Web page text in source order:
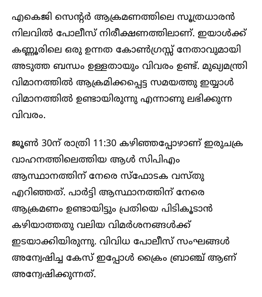
എകെജി സെന്‍റര്‍ ആക്രമണത്തിലെ സൂത്രധാരന്‍
നിലവിൽ പോലീസ് നിരീക്ഷണത്തിലാണ്. ഇയാൾക്ക്
കണ്ണൂരിലെ ഒരു ഉന്നത കോൺഗ്രസ്സ് നേതാവുമായി
അടുത്ത ബന്ധം ഉള്ളതായും വിവരം ഉണ്ട്. മുഖ്യമന്ത്രി
വിമാനത്തിൽ ആക്രമിക്കപ്പെട്ട സമയത്തു ഇയ്യാൾ
വിമാനത്തിൽ ഉണ്ടായിരുന്നു എന്നാണു ലഭിക്കുന്ന
വിവരം.
ജൂണ്‍ 30ന് രാത്രി 11:30 കഴിഞ്ഞപ്പോഴാണ് ഇരുചക്ര
വാഹനത്തിലെത്തിയ ആള്‍ സിപിഎം
ആസ്ഥാനത്തിന് നേരെ സ്‌ഫോടക വസ്തു
എറിഞ്ഞത്. പാര്‍ട്ടി ആസ്ഥാനത്തിന് നേരെ
ആക്രമണം ഉണ്ടായിട്ടും പ്രതിയെ പിടികൂടാന്‍
കഴിയാത്തതു വലിയ വിമർശനങ്ങൾക്ക്
ഇടയാക്കിയിരുന്നു. വിവിധ പോലീസ് സംഘങ്ങൾ
അന്വേഷിച്ച കേസ് ഇപ്പോൾ ക്രൈം ബ്രാഞ്ച് ആണ്
അന്വേഷിക്കുന്നത്.